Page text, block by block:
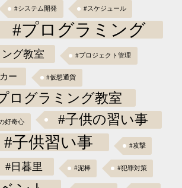
#システム開発 #スケジュール
#プログラミング
グ教室 #プロジェクト管理
ー #仮想通貨
ログラミング教室
好奇心 #子供の習い事
#子供習い事 #攻撃
#日暮里 #泥棒 #犯罪対策